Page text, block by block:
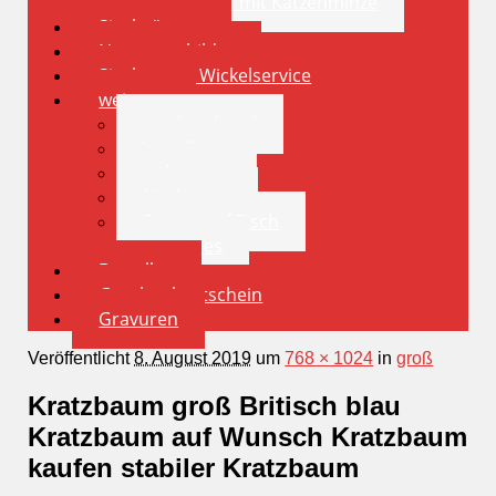
Sisalstämme
Namensschilder
Sisalstamm Wickelservice
weiteres
sonstiges
Bestellen
Geschenkgutschein
Gravuren
Veröffentlicht8. August 2019 um768 × 1024 ingroß
Kratzbaum groß Britisch blau
Kratzbaum auf Wunsch Kratzbaum
kaufen stabiler Kratzbaum